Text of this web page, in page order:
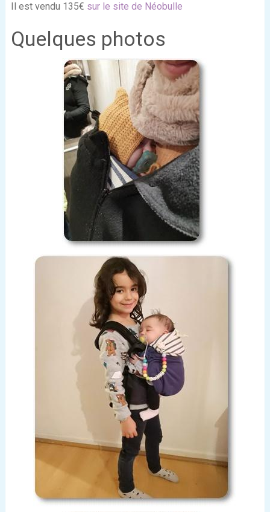
Il est vendu 135€ sur le site de Néobulle
Quelques photos